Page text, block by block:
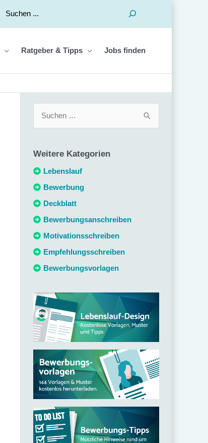
Suchen
Ratgeber & Tipps Jobs finden
h
e
n
n
a
c
h
Weitere Kategorien
Lebenslauf
Bewerbung
Deckblatt
Bewerbungsanschreiben
Motivationsschreiben
Empfehlungsschreiben
Bewerbungsvorlagen